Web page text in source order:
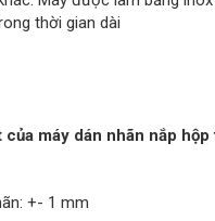
thời gian dài
máy dán nhãn nắp hộp
+- 1 mm